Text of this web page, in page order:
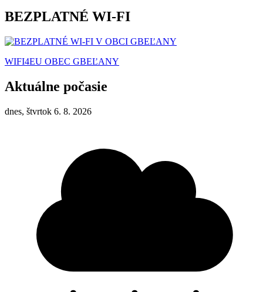
BEZPLATNÉ WI-FI
WIFI4EU OBEC GBEĽANY
Aktuálne počasie
dnes, štvrtok 6. 8. 2026